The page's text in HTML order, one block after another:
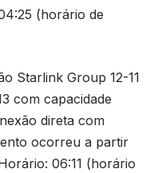
(horário de
Starlink Group 12-11
com capacidade
direta com
ocorreu a partir
06:11 (horário